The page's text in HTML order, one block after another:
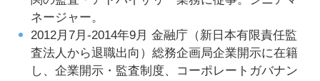
ネージャー。
2012月7月-2014年9月 金融庁（新日本有限責任監
査法人から退職出向）総務企画局企業開示に在籍
し、企業開示・監査制度、コーポレートガバナン